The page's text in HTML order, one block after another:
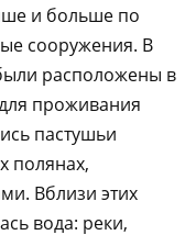
и больше по
сооружения. В
расположены в
проживания
пастушьи
полянах,
Вблизи этих
вода: реки,